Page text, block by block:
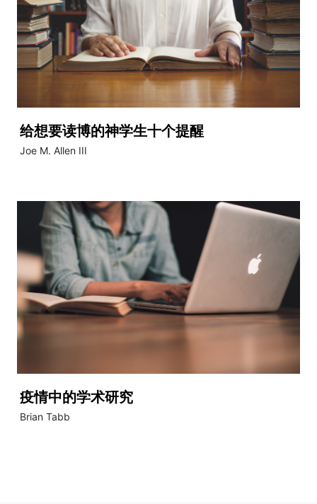
给想要读博的神学生十个提醒
Joe M. Allen III
疫情中的学术研究
Brian Tabb